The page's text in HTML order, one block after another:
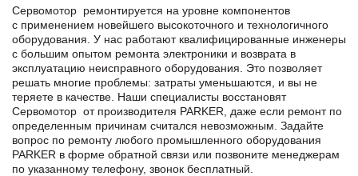
Сервомотор ремонтируется на уровне компонентов
с применением новейшего высокоточного и технологичного
оборудования. У нас работают квалифицированные инженеры
с большим опытом ремонта электроники и возврата в
эксплуатацию неисправного оборудования. Это позволяет
решать многие проблемы: затраты уменьшаются, и вы не
теряете в качестве. Наши специалисты восстановят
Сервомотор от производителя PARKER, даже если ремонт по
определенным причинам считался невозможным. Задайте
вопрос по ремонту любого промышленного оборудования
PARKER в формe обратной связи или позвоните менеджерам
по указанному телефону, звонок бесплатный.